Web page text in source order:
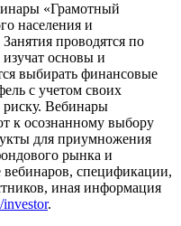
«Грамотный
населения и
Занятия проводятся по
основы и
выбирать финансовые
с учетом своих
Вебинары
к осознанному выбору
для приумножения
рынка и
спецификации,
иная информация
.